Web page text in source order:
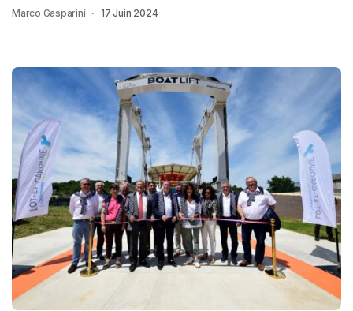
Marco Gasparini 17 Juin 2024